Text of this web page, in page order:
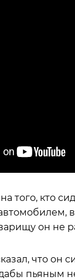
того, кто
он не
что
пьяным